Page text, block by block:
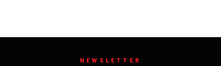
NEWSLETTER